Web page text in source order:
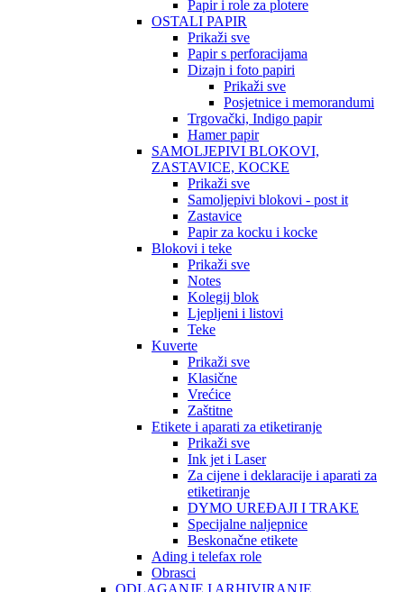
Papir i role za plotere
OSTALI PAPIR
Prikaži sve
Papir s perforacijama
Dizajn i foto papiri
Prikaži sve
Posjetnice i memorandumi
Trgovački, Indigo papir
Hamer papir
SAMOLJEPIVI BLOKOVI,
ZASTAVICE, KOCKE
Prikaži sve
Samoljepivi blokovi - post it
Zastavice
Papir za kocku i kocke
Blokovi i teke
Prikaži sve
Notes
Kolegij blok
Ljepljeni i listovi
Teke
Kuverte
Prikaži sve
Klasične
Vrećice
Zaštitne
Etikete i aparati za etiketiranje
Prikaži sve
Ink jet i Laser
Za cijene i deklaracije i aparati za
etiketiranje
DYMO UREĐAJI I TRAKE
Specijalne naljepnice
Beskonačne etikete
Ading i telefax role
Obrasci
ODLAGANJE I ARHIVIRANJE